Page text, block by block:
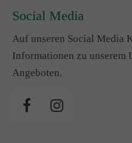
Social Media
Auf unseren Social Media
Informationen zu unserem
Angeboten.